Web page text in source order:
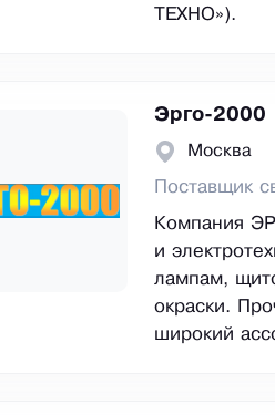
ТЕХНО»).
Эрго-2000
Москва
Поставщик
Компания
и
лампам,
окраски.
широкий